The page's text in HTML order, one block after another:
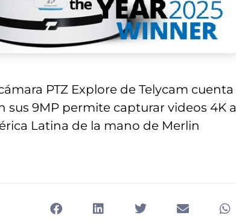
PTZ Explore de Telycam cuenta
sus 9MP permite capturar videos 4K a
Latina de la mano de Merlin